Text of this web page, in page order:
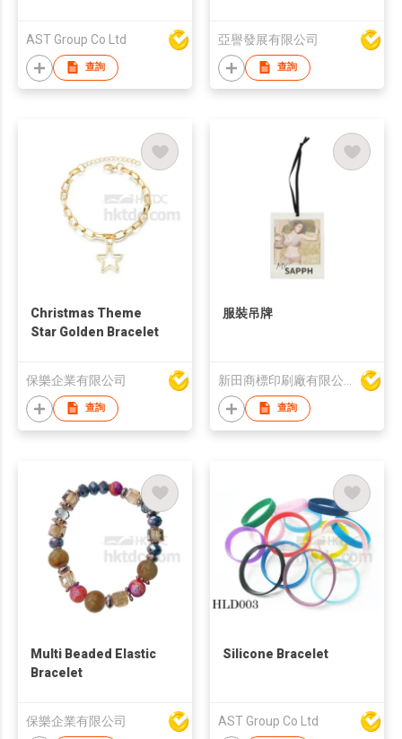
Jewelry
AST Group Co Ltd
查詢
亞譽發展有限公司
查詢
Christmas Theme
Star Golden Bracelet
保樂企業有限公司
查詢
服裝吊牌
查詢
Multi Beaded Elastic
Bracelet
保樂企業有限公司
Silicone Bracelet
AST Group Co Ltd